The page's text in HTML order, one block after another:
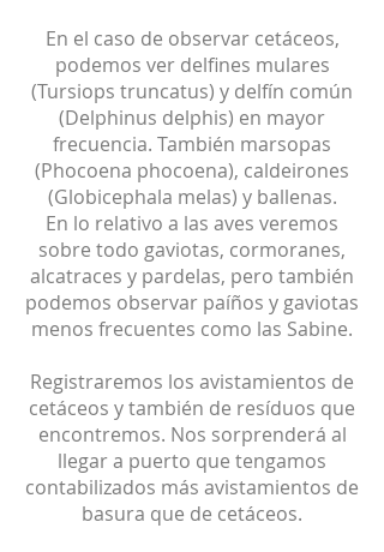
En el caso de observar cetáceos,
podemos ver delfines mulares
(Tursiops truncatus) y delfín común
(Delphinus delphis) en mayor
frecuencia. También marsopas
(Phocoena phocoena), caldeirones
(Globicephala melas) y ballenas.
En lo relativo a las aves veremos
sobre todo gaviotas, cormoranes,
alcatraces y pardelas, pero también
podemos observar paíños y gaviotas
menos frecuentes como las Sabine.
Registraremos los avistamientos de
cetáceos y también de resíduos que
encontremos. Nos sorprenderá al
llegar a puerto que tengamos
contabilizados más avistamientos de
basura que de cetáceos.